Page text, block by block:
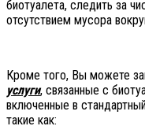
биотуалета, следить за
отсутствием мусора
Кроме того, Вы можете
услуги, связанные с
включенные в
такие как: